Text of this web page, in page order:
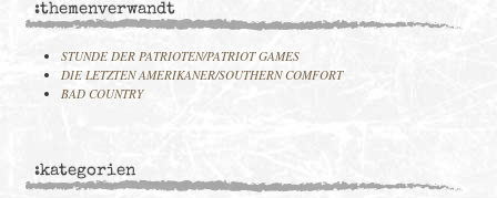
:themenverwandt
STUNDE DER PATRIOTEN/PATRIOT GAMES
DIE LETZTEN AMERIKANER/SOUTHERN COMFORT
BAD COUNTRY
:kategorien